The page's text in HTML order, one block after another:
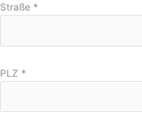
Straße *
PLZ *